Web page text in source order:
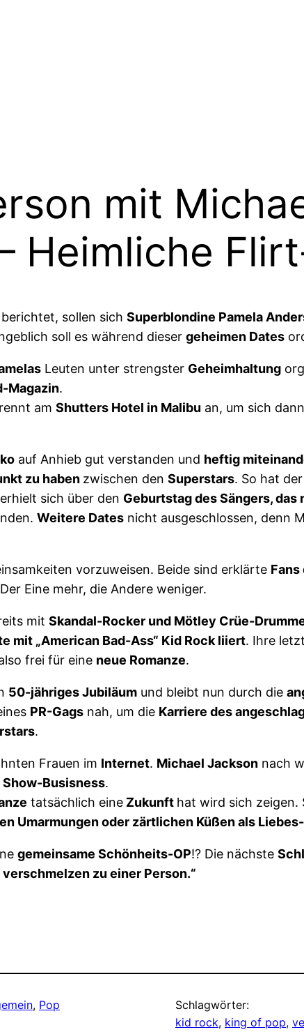
mit
Heimliche
berichtet, sollen sich Superblondine Pamela
soll es während dieser geheimen Dates
Leuten unter strengster Geheimhaltung
Magazin.
am Shutters Hotel in Malibu an, um sich
auf Anhieb gut verstanden und heftig
zu haben zwischen den Superstars. So hat der
sich über den Geburtstag des Sängers,
Weitere Dates nicht ausgeschlossen, denn
vorzuweisen. Beide sind erklärte
Eine mehr, die Andere weniger.
mit Skandal-Rocker und Mötley Crüe-
mit „American Bad-Ass“ Kid Rock liiert. Ihre
frei für eine neue Romanze.
50-jähriges Jubiläum und bleibt nun durch die
PR-Gags nah, um die Karriere des
.
Frauen im Internet. Michael Jackson nach
Show-Busisness.
tatsächlich eine Zukunft hat wird sich zeigen.
Umarmungen oder zärtlichen Küßen als
gemeinsame Schönheits-OP!? Die nächste
zu einer Person.“
, Pop
Schlagwörter:
kid rock, king of pop,